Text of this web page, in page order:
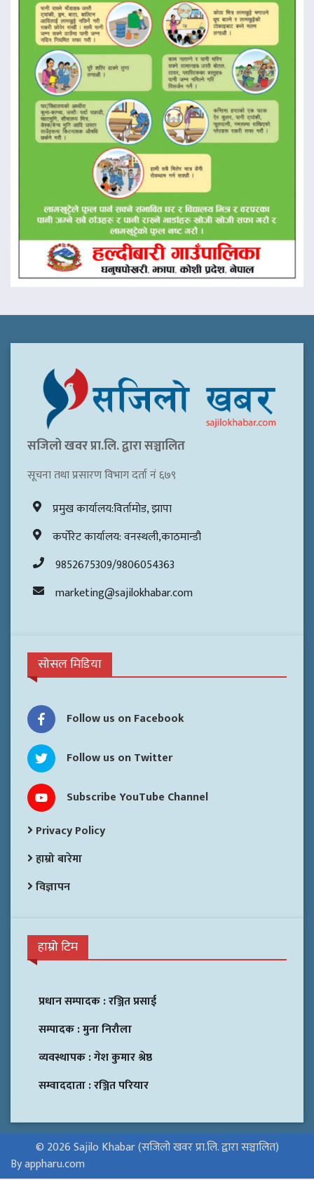
सजिलो खवर प्रा.लि. द्वारा सञ्चालित
सूचना तथा प्रसारण विभाग दर्ता नं ६७९
प्रमुख कार्यालय:विर्तामोड, झापा
कर्पोरेट कार्यालय: वनस्थली,काठमान्डौ
9852675309/9806054363
marketing@sajilokhabar.com
सोसल मिडिया
Follow us on Facebook
Follow us on Twitter
Subscribe YouTube Channel
Privacy Policy
हाम्रो बारेमा
विज्ञापन
हाम्रो टिम
प्रधान सम्पादक :रञ्जित प्रसाई
सम्पादक :मुना निरौला
व्यवस्थापक :गेश कुमार श्रेष्ठ
सम्वाददाता :रञ्जित परियार
© 2026 Sajilo Khabar (सजिलो खवर प्रा.लि. द्वारा सञ्चालित)
By appharu.com